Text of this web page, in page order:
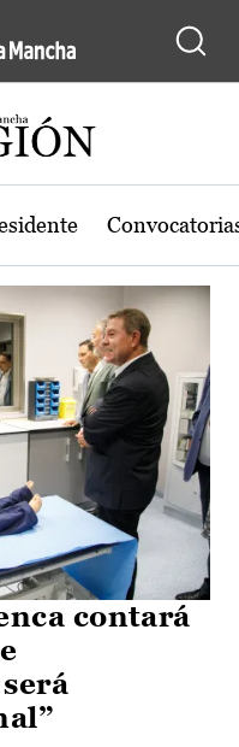
de Castilla-
contará